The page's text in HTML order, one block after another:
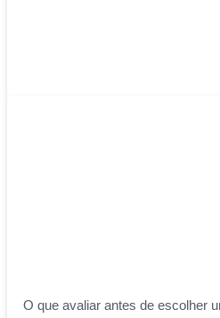
O que avaliar antes de escolher